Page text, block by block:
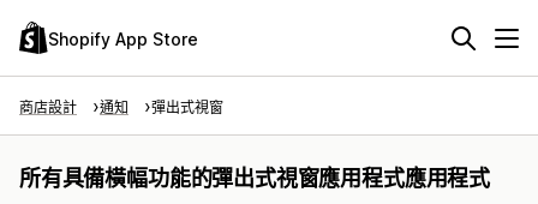
Shopify App Store
商店設計 通知 彈出式視窗
所有具備橫幅功能的彈出式視窗應用程式應用程式